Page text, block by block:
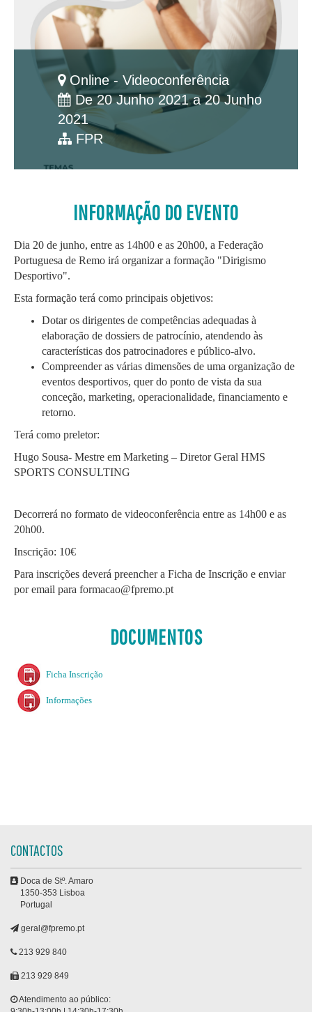
Online - Videoconferência
De 20 Junho 2021 a 20 Junho
2021
FPR
INFORMAÇÃO DO EVENTO
Dia 20 de junho, entre as 14h00 e as 20h00, a Federação
Portuguesa de Remo irá organizar a formação "Dirigismo
Desportivo".
Esta formação terá como principais objetivos:
Dotar os dirigentes de competências adequadas à
elaboração de dossiers de patrocínio, atendendo às
características dos patrocinadores e público-alvo.
Compreender as várias dimensões de uma organização de
eventos desportivos, quer do ponto de vista da sua
conceção, marketing, operacionalidade, financiamento e
retorno.
Terá como preletor:
Hugo Sousa- Mestre em Marketing – Diretor Geral HMS
SPORTS CONSULTING
Decorrerá no formato de videoconferência entre as 14h00 e as
20h00.
Inscrição: 10€
Para inscrições deverá preencher a Ficha de Inscrição e enviar
por email para formacao@fpremo.pt
DOCUMENTOS
Ficha Inscrição
Informações
CONTACTOS
Doca de Stº. Amaro
1350-353 Lisboa
Portugal
geral@fpremo.pt
213 929 840
213 929 849
Atendimento ao público: